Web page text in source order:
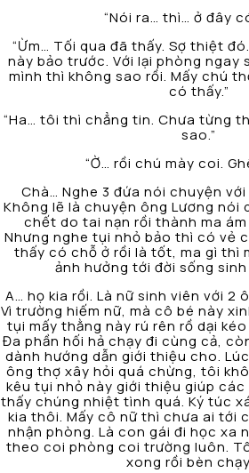
“Nói ra… thì… ở đây
“Ừm… Tối qua đã thấy. Sợ thiệt
này bảo trước. Với lại phòng ngay
mình thì không sao rồi. Mấy chú
có thấy.”
“Ha… tôi thì chẳng tin. Chưa từng
sao.”
“Ờ… rồi chú mày coi.
Chà… Nghe 3 đứa nói chuyện
Không lẽ là chuyện ông Lương nói
chết do tai nạn rồi thành ma
Nhưng nghe tụi nhỏ bảo thì có vẻ
thấy có chỗ ở rồi là tốt, ma gì thì
ảnh hưởng tới đời sống
A… họ kia rồi. Là nữ sinh viên với 2
Vì trường hiếm nữ, mà cô bé này
tụi mấy thằng này rú rên rồ dại
Đa phần hối hả chạy đi cùng cả,
dành hướng dẫn giới thiệu cho.
ông thợ xây hỏi quá chừng, tôi
kêu tụi nhỏ này giới thiệu giúp các
thấy chúng nhiệt tình quá. Ký túc
kia thôi. Mấy cô nữ thì chưa ai tới
nhận phòng. Là con gái đi học xa
theo coi phòng coi trường luôn.
xong rồi bèn